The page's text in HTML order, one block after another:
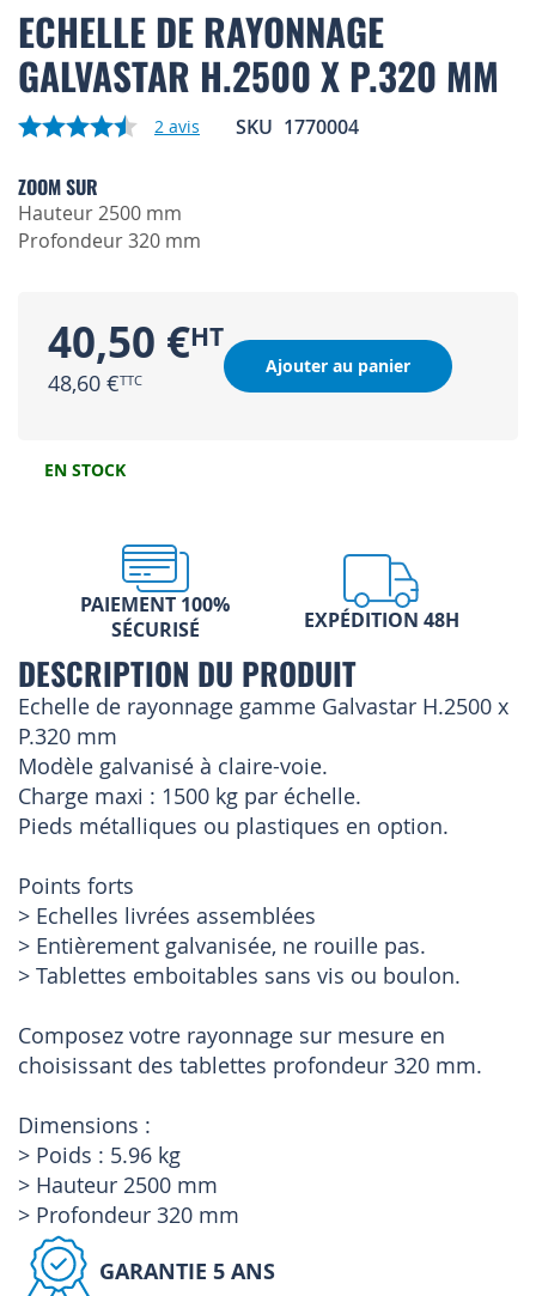
to
the
beginning
of
images
ECHELLE DE RAYONNAGE
GALVASTAR H.2500 X P.320 MM
2 avis SKU 1770004
ZOOM SUR
Hauteur 2500 mm
Profondeur 320 mm
40,50 €
48,60 €
Ajouter au panier
EN STOCK
PAIEMENT 100%
SÉCURISÉ
EXPÉDITION 48H
DESCRIPTION DU PRODUIT
Echelle de rayonnage gamme Galvastar H.2500 x
P.320 mm
Modèle galvanisé à claire-voie.
Charge maxi : 1500 kg par échelle.
Pieds métalliques ou plastiques en option.
Points forts
> Echelles livrées assemblées
> Entièrement galvanisée, ne rouille pas.
> Tablettes emboitables sans vis ou boulon.
Composez votre rayonnage sur mesure en
choisissant des tablettes profondeur 320 mm.
Dimensions :
> Poids : 5.96 kg
> Hauteur 2500 mm
> Profondeur 320 mm
GARANTIE 5 ANS